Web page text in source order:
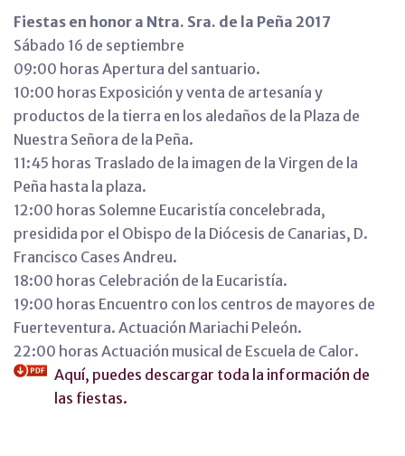
Fiestas en honor a Ntra. Sra. de la Peña 2017
Sábado 16 de septiembre
09:00 horas Apertura del santuario.
10:00 horas Exposición y venta de artesanía y
productos de la tierra en los aledaños de la Plaza de
Nuestra Señora de la Peña.
11:45 horas Traslado de la imagen de la Virgen de la
Peña hasta la plaza.
12:00 horas Solemne Eucaristía concelebrada,
presidida por el Obispo de la Diócesis de Canarias, D.
Francisco Cases Andreu.
18:00 horas Celebración de la Eucaristía.
19:00 horas Encuentro con los centros de mayores de
Fuerteventura. Actuación Mariachi Peleón.
22:00 horas Actuación musical de Escuela de Calor.
Aquí, puedes descargar toda la información de
las fiestas.